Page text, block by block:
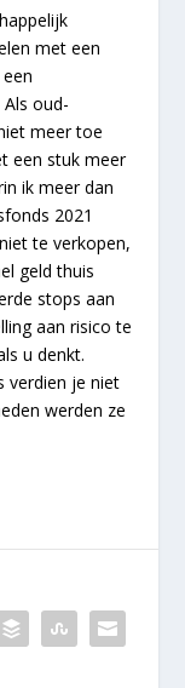
met een
oud-
meer toe
een stuk meer
ik meer dan
2021
te verkopen,
geld thuis
stops aan
aan risico te
u denkt.
verdien je niet
werden ze